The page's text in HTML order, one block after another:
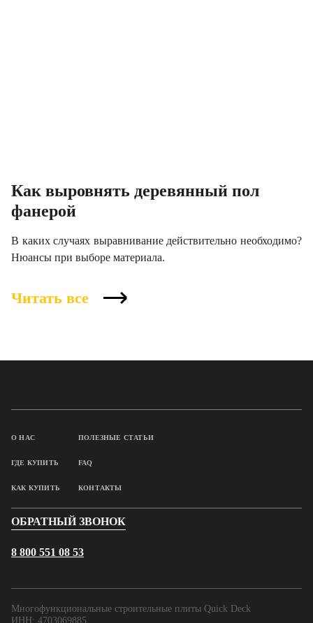
Как выровнять деревянный пол
фанерой
В каких случаях выравнивание действительно необходимо?
Нюансы при выборе материала.
Читать все
О НАС
ГДЕ КУПИТЬ
КАК КУПИТЬ
ПОЛЕЗНЫЕ СТАТЬИ
FAQ
КОНТАКТЫ
ОБРАТНЫЙ ЗВОНОК
8 800 551 08 53
Многофункциональные строительные плиты Quick Deck
ИНН: 4703069885